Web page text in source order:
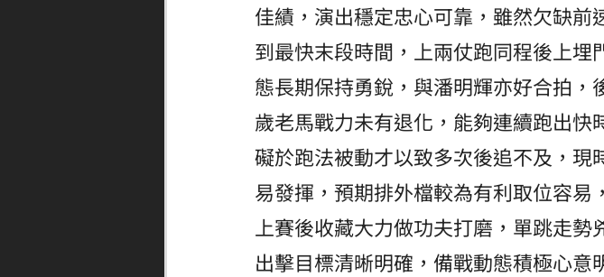
佳績，演出穩定忠心可靠，雖然欠缺
到最快末段時間，上兩仗跑同程後上
態長期保持勇銳，與潘明輝亦好合拍
歲老馬戰力未有退化，能夠連續跑出快
礙於跑法被動才以致多次後追不及，
易發揮，預期排外檔較為有利取位容易
上賽後收藏大力做功夫打磨，單跳走
出擊目標清晰明確，備戰動態積極心